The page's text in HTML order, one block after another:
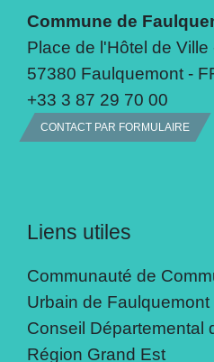
Commune de
Place de l'Hôtel de Ville
57380 Faulquemont -
+33 3 87 29 70 00
CONTACT PAR FORMULAIRE
Liens utiles
Communauté de
Urbain de Faulquemont
Conseil Départemental
Région Grand Est